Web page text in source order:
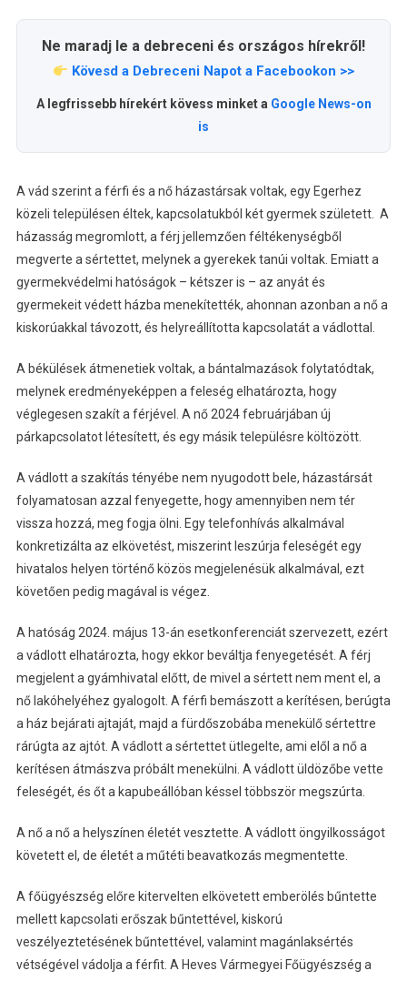
Ne maradj le a debreceni és országos hírekről!
Kövesd a Debreceni Napot a Facebookon >>
A legfrissebb hírekért kövess minket a Google News-on
is
A vád szerint a férfi és a nő házastársak voltak, egy Egerhez
közeli településen éltek, kapcsolatukból két gyermek született. A
házasság megromlott, a férj jellemzően féltékenységből
megverte a sértettet, melynek a gyerekek tanúi voltak. Emiatt a
gyermekvédelmi hatóságok – kétszer is – az anyát és
gyermekeit védett házba menekítették, ahonnan azonban a nő a
kiskorúakkal távozott, és helyreállította kapcsolatát a vádlottal.
A békülések átmenetiek voltak, a bántalmazások folytatódtak,
melynek eredményeképpen a feleség elhatározta, hogy
véglegesen szakít a férjével. A nő 2024 februárjában új
párkapcsolatot létesített, és egy másik településre költözött.
A vádlott a szakítás tényébe nem nyugodott bele, házastársát
folyamatosan azzal fenyegette, hogy amennyiben nem tér
vissza hozzá, meg fogja ölni. Egy telefonhívás alkalmával
konkretizálta az elkövetést, miszerint leszúrja feleségét egy
hivatalos helyen történő közös megjelenésük alkalmával, ezt
követően pedig magával is végez.
A hatóság 2024. május 13-án esetkonferenciát szervezett, ezért
a vádlott elhatározta, hogy ekkor beváltja fenyegetését. A férj
megjelent a gyámhivatal előtt, de mivel a sértett nem ment el, a
nő lakóhelyéhez gyalogolt. A férfi bemászott a kerítésen, berúgta
a ház bejárati ajtaját, majd a fürdőszobába menekülő sértettre
rárúgta az ajtót. A vádlott a sértettet ütlegelte, ami elől a nő a
kerítésen átmászva próbált menekülni. A vádlott üldözőbe vette
feleségét, és őt a kapubeállóban késsel többször megszúrta.
A nő a nő a helyszínen életét vesztette. A vádlott öngyilkosságot
követett el, de életét a műtéti beavatkozás megmentette.
A főügyészség előre kitervelten elkövetett emberölés bűntette
mellett kapcsolati erőszak bűntettével, kiskorú
veszélyeztetésének bűntettével, valamint magánlaksértés
vétségével vádolja a férfit. A Heves Vármegyei Főügyészség a